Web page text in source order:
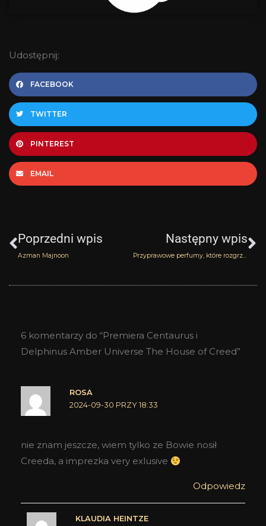
Udostępnij:
FACEBOOK
TWITTER
PINTEREST
EMAIL
Poprzedni wpis
Azman Majnoon
Następny wpis
Przyprawowe perfumy, które rozgrzeją ciało i ducha
6 komentarzy do “Premiera Centaurus i
Delphinus Amber Universe The House of Creed”
ROSA
2024-09-30 PRZY 18:33
nie znam jeszcze, wiem tylko ze Bowie nosił
Creeda, a imprezka very exlusive
Odpowiedz
KLAUDIA HEINTZE